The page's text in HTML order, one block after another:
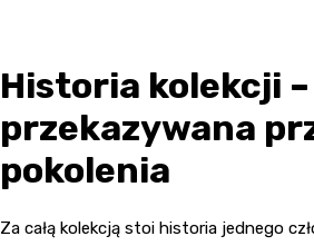
Historia kolekcji
przekazywana
pokolenia
Za całą kolekcją stoi historia jednego